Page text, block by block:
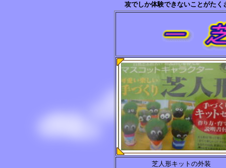
攻でしか体験できないことがたく
芝人形キットの外装